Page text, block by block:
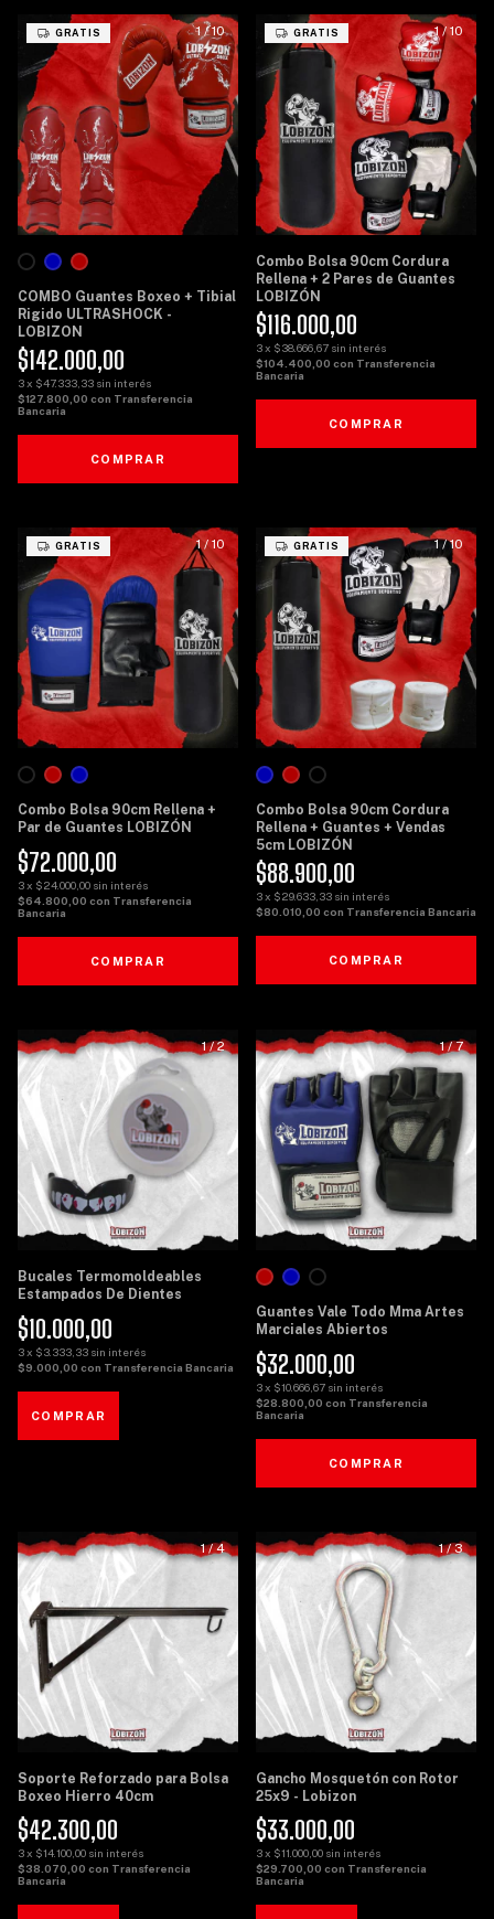
1/10
GRATIS
COMBO Guantes Boxeo + Tibial
Rigido ULTRASHOCK -
LOBIZON
$142.000,00
3x $47.333,33 sin interés
$127.800,00 con Transferencia
Bancaria
COMPRAR
1/10
GRATIS
Combo Bolsa 90cm Cordura
Rellena + 2 Pares de Guantes
LOBIZÓN
$116.000,00
3x $38.666,67 sin interés
$104.400,00 con Transferencia
Bancaria
COMPRAR
1/ 10
GRATIS
Combo Bolsa 90cm Rellena +
Par de Guantes LOBIZÓN
$72.000,00
3x $24.000,00 sin interés
$64.800,00 con Transferencia
Bancaria
COMPRAR
1/10
GRATIS
Combo Bolsa 90cm Cordura
Rellena + Guantes + Vendas
5cm LOBIZÓN
$88.900,00
3x $29.633,33 sin interés
$80.010,00 con Transferencia Bancaria
COMPRAR
1/2
Bucales Termomoldeables
Estampados De Dientes
$10.000,00
3x $3.333,33 sin interés
$9.000,00 con Transferencia Bancaria
1/7
Guantes Vale Todo Mma Artes
Marciales Abiertos
$32.000,00
3x $10.666,67 sin interés
$28.800,00 con Transferencia
Bancaria
COMPRAR
1/4
Soporte Reforzado para Bolsa
Boxeo Hierro 40cm
$42.300,00
3x $14.100,00 sin interés
$38.070,00 con Transferencia
Bancaria
1/3
Gancho Mosquetón con Rotor
25x9 - Lobizon
$33.000,00
3x $11.000,00 sin interés
$29.700,00 con Transferencia
Bancaria